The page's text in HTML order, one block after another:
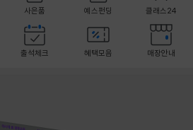
사은품 예스펀딩 클래스24
출석체크 혜택모음 매장안내